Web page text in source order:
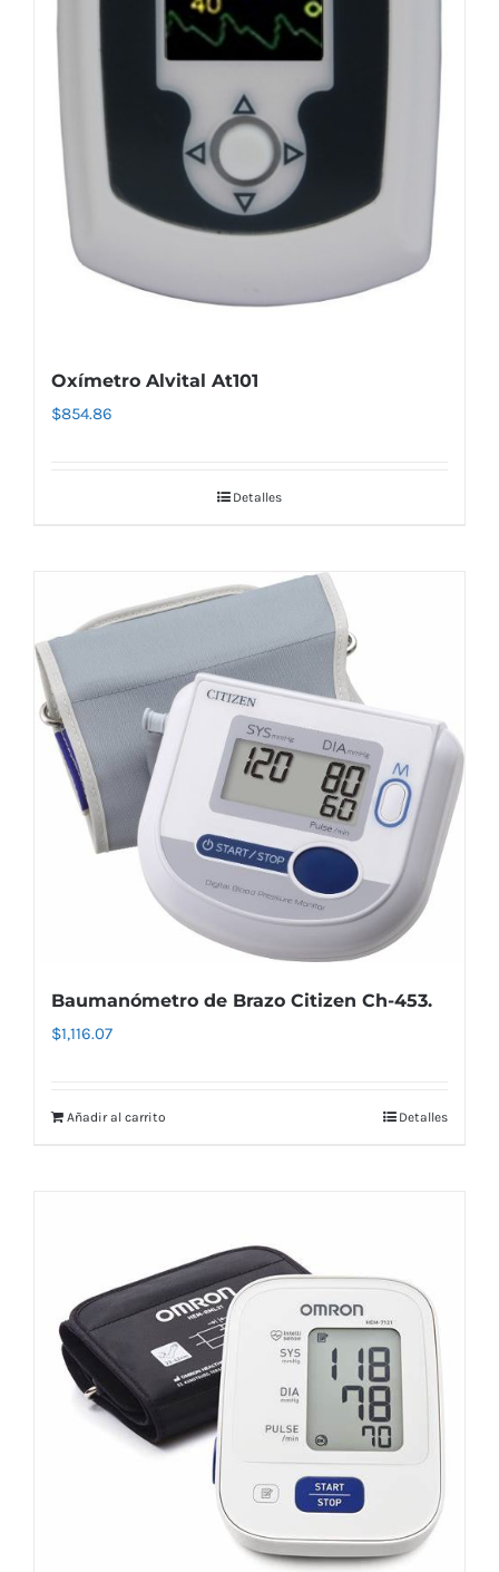
Oxímetro Alvital At101
$854.86
Detalles
Baumanómetro de Brazo Citizen Ch-453.
$1,116.07
Añadir al carrito Detalles